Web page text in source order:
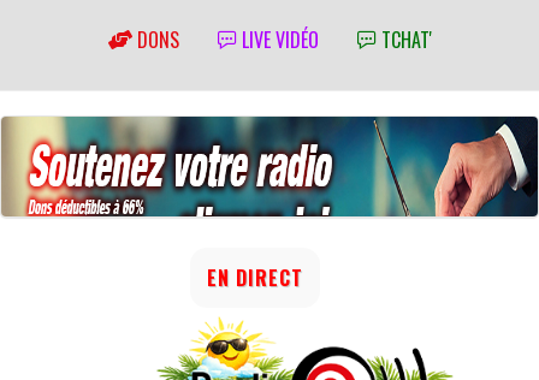
DONS LIVE VIDÉO TCHAT'
EN DIRECT